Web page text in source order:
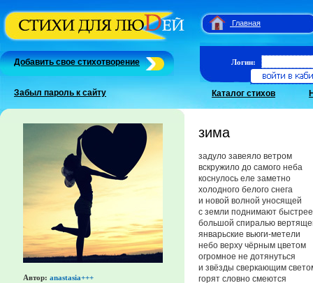
Главная
Добавить свое стихотворение
Забыл пароль к сайту
Логин:
Каталог стихов
Автор: anastasia+++
зима
задуло завеяло ветром
вскружило до самого неба
коснулось еле заметно
холодного белого снега
и новой волной уносящей
с земли поднимают быстрее
большой спиралью
январьские вьюги-метели
небо верху чёрным цветом
огромное не дотянуться
и звёзды сверкающим
горят словно смеются